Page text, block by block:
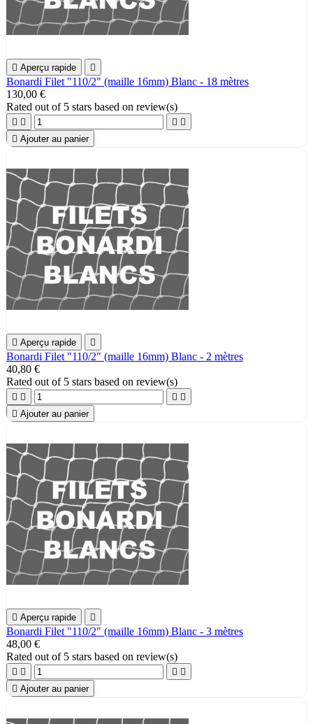
 Aperçu rapide 
Bonardi Filet "110/2" (maille 16mm) Blanc - 18 mètres
130,00 €
Rated out of 5 stars based on review(s)
   
 Ajouter au panier
 Aperçu rapide 
Bonardi Filet "110/2" (maille 16mm) Blanc - 2 mètres
40,80 €
Rated out of 5 stars based on review(s)
   
 Ajouter au panier
 Aperçu rapide 
Bonardi Filet "110/2" (maille 16mm) Blanc - 3 mètres
48,00 €
Rated out of 5 stars based on review(s)
   
 Ajouter au panier